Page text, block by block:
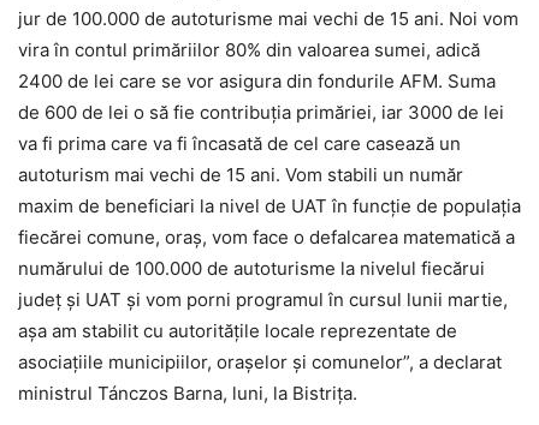
jur de 100.000 de autoturisme mai vechi de 15 ani. Noi vom
vira în contul primăriilor 80% din valoarea sumei, adică
2400 de lei care se vor asigura din fondurile AFM. Suma
de 600 de lei o să fie contribuția primăriei, iar 3000 de lei
va fi prima care va fi încasată de cel care casează un
autoturism mai vechi de 15 ani. Vom stabili un număr
maxim de beneficiari la nivel de UAT în funcție de populația
fiecărei comune, oraș, vom face o defalcarea matematică a
numărului de 100.000 de autoturisme la nivelul fiecărui
județ şi UAT și vom porni programul în cursul lunii martie,
așa am stabilit cu autoritățile locale reprezentate de
asociațiile municipiilor, orașelor și comunelor”, a declarat
ministrul Tánczos Barna, luni, la Bistrița.